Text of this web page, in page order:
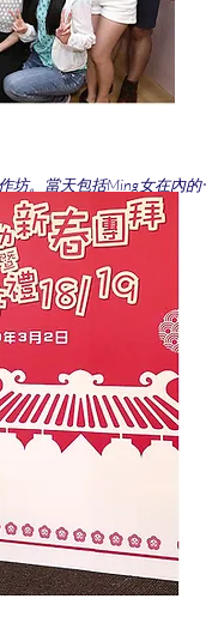
。當天包括Ming女在內
享愉快而有意義的一刻。